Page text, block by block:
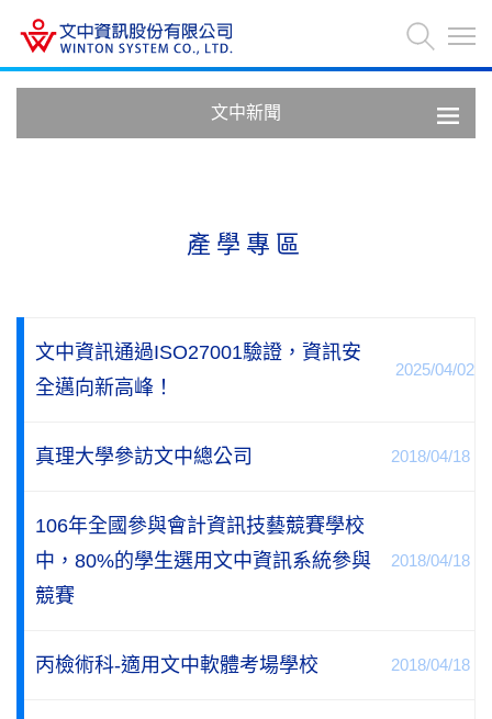
文中新聞
產學專區
文中資訊通過ISO27001驗證，資訊安
全邁向新高峰！
2025/04/02
真理大學參訪文中總公司 2018/04/18
106年全國參與會計資訊技藝競賽學校
中，80%的學生選用文中資訊系統參與
競賽
2018/04/18
丙檢術科-適用文中軟體考場學校 2018/04/18